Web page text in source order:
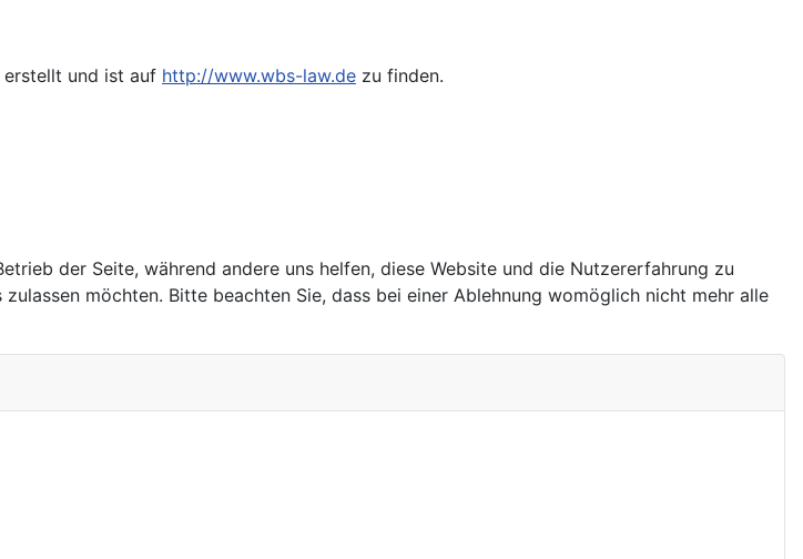
erstellt und ist auf http://www.wbs-law.de zu finden.
der Seite, während andere uns helfen, diese Website und die Nutzererfahrung zu
möchten. Bitte beachten Sie, dass bei einer Ablehnung womöglich nicht mehr alle